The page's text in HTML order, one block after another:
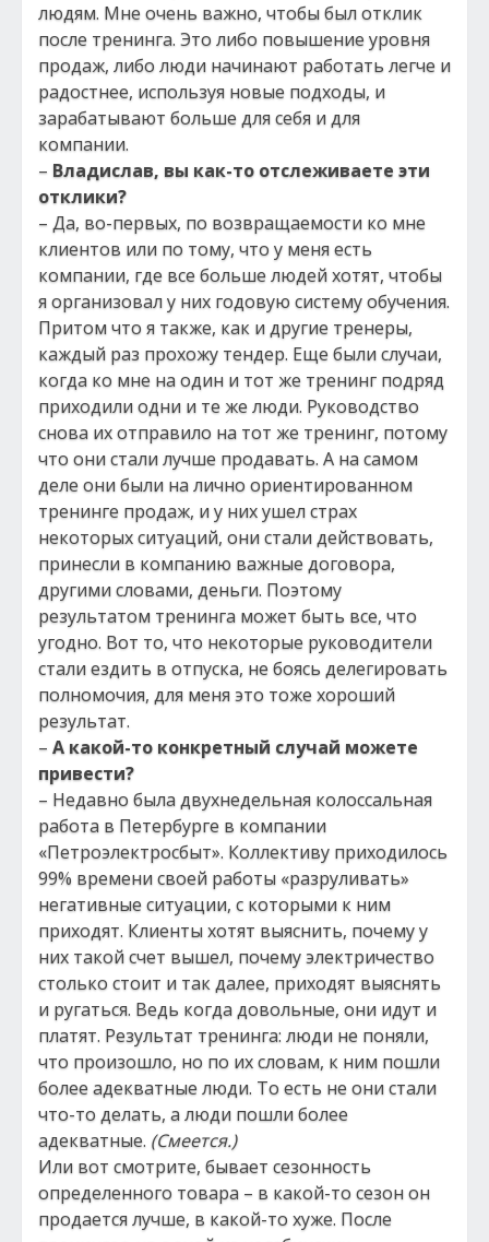
людям. Мне очень важно, чтобы был отклик
после тренинга. Это либо повышение уровня
продаж, либо люди начинают работать легче и
радостнее, используя новые подходы, и
зарабатывают больше для себя и для
компании.
– Владислав, вы как-то отслеживаете эти
отклики?
– Да, во-первых, по возвращаемости ко мне
клиентов или по тому, что у меня есть
компании, где все больше людей хотят, чтобы
я организовал у них годовую систему обучения.
Притом что я также, как и другие тренеры,
каждый раз прохожу тендер. Еще были случаи,
когда ко мне на один и тот же тренинг подряд
приходили одни и те же люди. Руководство
снова их отправило на тот же тренинг, потому
что они стали лучше продавать. А на самом
деле они были на лично ориентированном
тренинге продаж, и у них ушел страх
некоторых ситуаций, они стали действовать,
принесли в компанию важные договора,
другими словами, деньги. Поэтому
результатом тренинга может быть все, что
угодно. Вот то, что некоторые руководители
стали ездить в отпуска, не боясь делегировать
полномочия, для меня это тоже хороший
результат.
– А какой-то конкретный случай можете
привести?
– Недавно была двухнедельная колоссальная
работа в Петербурге в компании
«Петроэлектросбыт». Коллективу приходилось
99% времени своей работы «разруливать»
негативные ситуации, с которыми к ним
приходят. Клиенты хотят выяснить, почему у
них такой счет вышел, почему электричество
столько стоит и так далее, приходят выяснять
и ругаться. Ведь когда довольные, они идут и
платят. Результат тренинга: люди не поняли,
что произошло, но по их словам, к ним пошли
более адекватные люди. То есть не они стали
что-то делать, а люди пошли более
адекватные. (Смеется.)
Или вот смотрите, бывает сезонность
определенного товара – в какой-то сезон он
продается лучше, в какой-то хуже. После